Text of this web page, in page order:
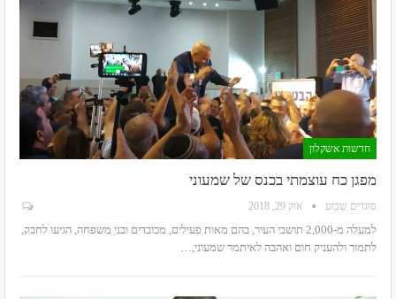
חדשות אשקלון
מפגן כח עוצמתי בכנס של שמעוני
סוגרים שבוע אוק 29, 2018
למעלה מ-2,000 תושבי העיר, בהם מאות פעילים, מכובדים ובני משפחה, הגיעו לחבק,
לתמוך ולהעניק חום ואהבה לאיתמר שמעוני,…